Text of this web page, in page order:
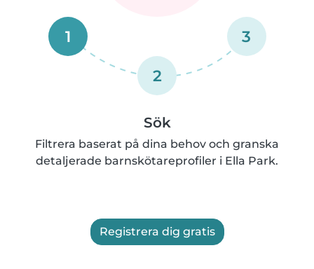
1
2
3
Sök
Filtrera baserat på dina behov och granska
detaljerade barnskötareprofiler i Ella Park.
Registrera dig gratis